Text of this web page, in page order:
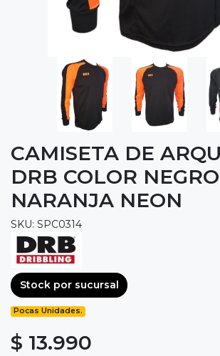
CAMISETA DE
DRB COLOR
NARANJA NEON
SKU: SPC0314
Stock por sucursal
Pocas Unidades.
$ 13.990